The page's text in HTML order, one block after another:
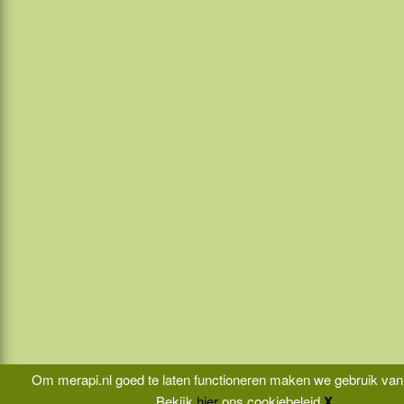
Om merapi.nl goed te laten functioneren maken we gebruik